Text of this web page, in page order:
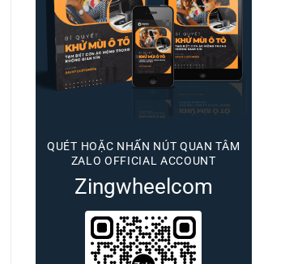
QUÉT HOẶC NHẤN NÚT QUAN TÂM
ZALO OFFICIAL ACCOUNT
Zingwheelcom